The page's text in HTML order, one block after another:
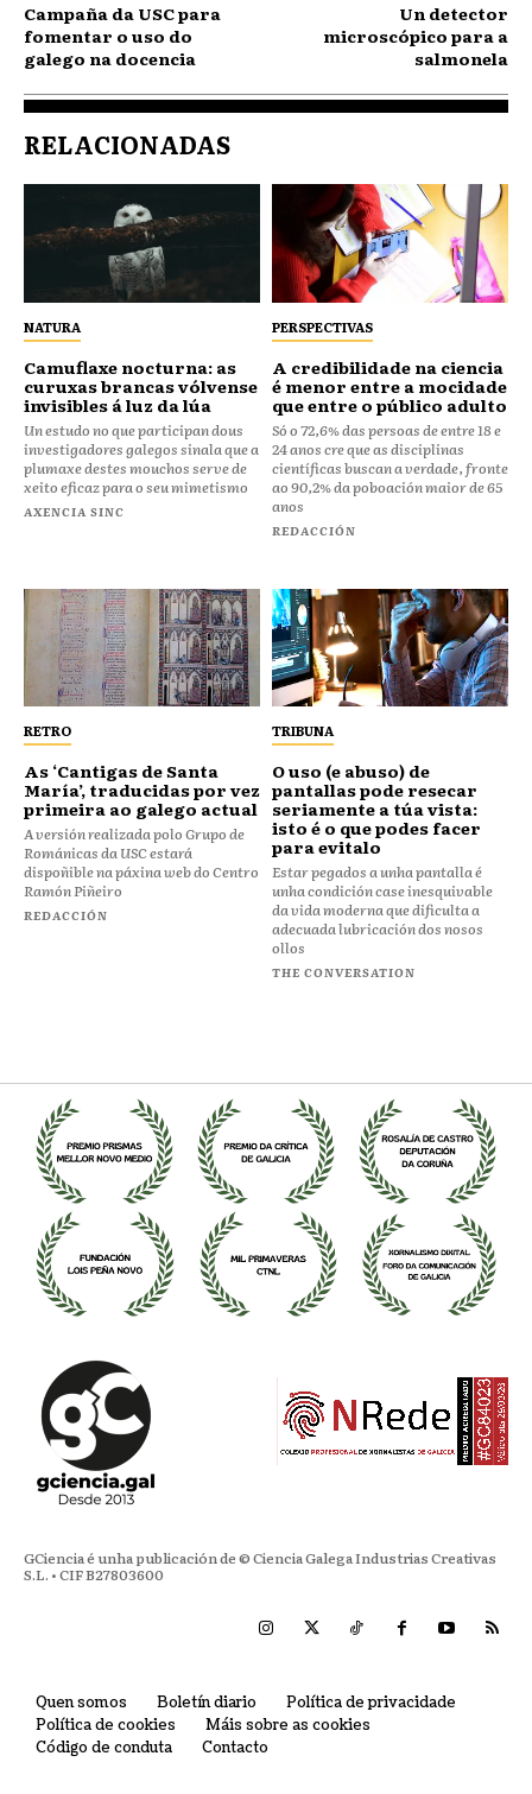
Campaña da USC para
fomentar o uso do
galego na docencia
Un detector
microscópico para a
salmonela
RELACIONADAS
NATURA
Camuflaxe nocturna: as
curuxas brancas vólvense
invisibles á luz da lúa
Un estudo no que participan dous
investigadores galegos sinala que a
plumaxe destes mouchos serve de
xeito eficaz para o seu mimetismo
AXENCIA SINC
PERSPECTIVAS
A credibilidade na ciencia
é menor entre a mocidade
que entre o público adulto
Só o 72,6% das persoas de entre 18 e
24 anos cre que as disciplinas
científicas buscan a verdade, fronte
ao 90,2% da poboación maior de 65
anos
REDACCIÓN
RETRO
As ‘Cantigas de Santa
María’, traducidas por vez
primeira ao galego actual
A versión realizada polo Grupo de
Románicas da USC estará
dispoñible na páxina web do Centro
Ramón Piñeiro
REDACCIÓN
TRIBUNA
O uso (e abuso) de
pantallas pode resecar
seriamente a túa vista:
isto é o que podes facer
para evitalo
Estar pegados a unha pantalla é
unha condición case inesquivable
da vida moderna que dificulta a
adecuada lubricación dos nosos
ollos
THE CONVERSATION
GCiencia é unha publicación de © Ciencia Galega Industrias Creativas
S.L. • CIF B27803600
Quen somos Boletín diario
Política de privacidade
Política de cookies
Máis sobre as cookies
Código de conduta
Contacto